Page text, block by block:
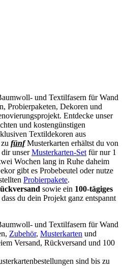
und Textilfasern für Wand
Probierpaketen, Dekoren und
Entdecke unser
und kostengünstigen
Textildekoren aus
fünfMusterkarten erhältst du von
unserMusterkarten-Set für nur 1
Wochen lang in Ruhe daheim
gibt es Probebeutel oder nutze
Probierpakete.
sowie ein 100-tägiges
du dein Projekt ganz entspannt
und Textilfasern für Wand
Zubehör, Musterkarten und
Versand, Rückversand und 100
sind bis zu